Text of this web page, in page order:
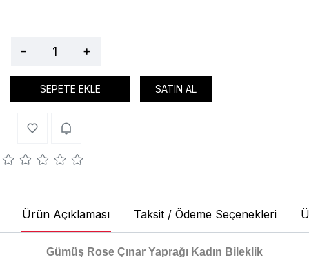
- +
SEPETE EKLE SATIN AL
Ürün Açıklaması Taksit / Ödeme Seçenekleri
Gümüş Rose Çınar Yaprağı Kadın Bileklik